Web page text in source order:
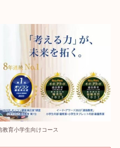
教育小学生向けコース